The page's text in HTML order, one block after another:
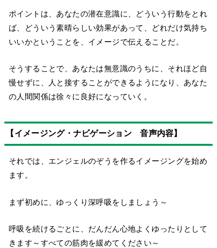
ポイントは、あなたの潜在意識に、どういう行動をとれ
ば、どういう素晴らしい効果があって、どれだけ気持ち
いいかということを、イメージで伝えることだ。
そうすることで、あなたは無意識のうちに、それほど自
慢せずに、人と接することができるようになり、あなた
の人間関係は徐々に良好になっていく。
【イメージング・ナビゲーション 音声内容】
それでは、エンジェルのぞうを作るイメージングを始め
ます。
まず初めに、ゆっくり深呼吸をしましょう～
呼吸を続けるごとに、だんだん心地よくゆったりとして
きます～すべての筋肉を緩めてください～